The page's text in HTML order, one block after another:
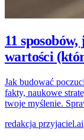
11
wartości
Jak budować
fakty, naukowe
twoje myślenie.
redakcja przyjaciel.ai